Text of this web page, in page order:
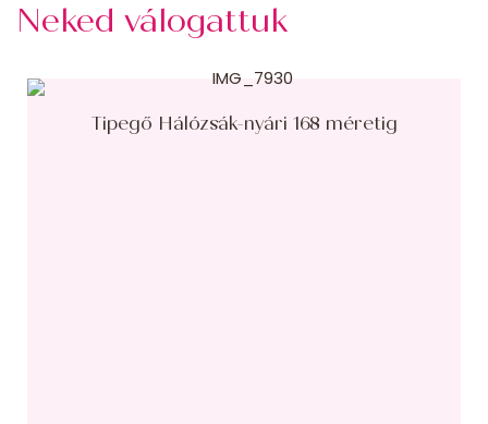
Neked válogattuk
Tipegő Hálózsák-nyári 168 méretig